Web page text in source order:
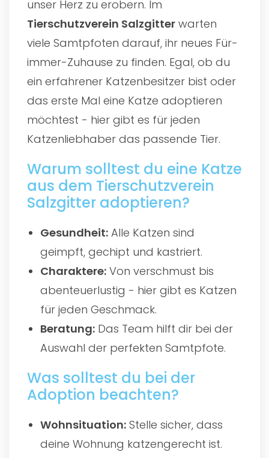
unser Herz zu erobern. Im
Tierschutzverein Salzgitter warten
viele Samtpfoten darauf, ihr neues Für-
immer-Zuhause zu finden. Egal, ob du
ein erfahrener Katzenbesitzer bist oder
das erste Mal eine Katze adoptieren
möchtest - hier gibt es für jeden
Katzenliebhaber das passende Tier.
Warum solltest du eine Katze
aus dem Tierschutzverein
Salzgitter adoptieren?
Gesundheit: Alle Katzen sind
geimpft, gechipt und kastriert.
Charaktere: Von verschmust bis
abenteuerlustig - hier gibt es Katzen
für jeden Geschmack.
Beratung: Das Team hilft dir bei der
Auswahl der perfekten Samtpfote.
Was solltest du bei der
Adoption beachten?
Wohnsituation: Stelle sicher, dass
deine Wohnung katzengerecht ist.